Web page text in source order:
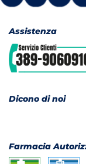
Assistenza
Dicono di noi
Farmacia